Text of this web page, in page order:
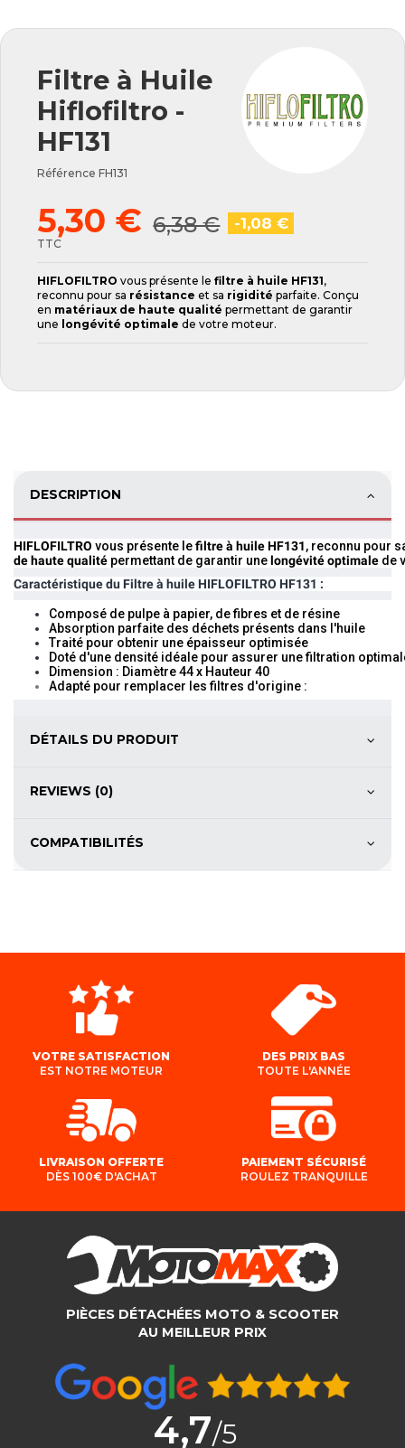
Filtre à Huile
Hiflofiltro -
HF131
Référence FH131
5,30 € 6,38 € -1,08 €
TTC
HIFLOFILTRO vous présente le filtre à huile HF131,
reconnu pour sa résistance et sa rigidité parfaite. Conçu
en matériaux de haute qualité permettant de garantir
une longévité optimale de votre moteur.
DESCRIPTION
HIFLOFILTRO vous présente lefiltre à huile HF131, reconnu pour
de haute qualité permettant de garantir unelongévité optimale de
Caractéristique duFiltre à huile HIFLOFILTRO HF131 :
Composé de pulpe à papier, de fibres et de résine
Absorption parfaite des déchets présents dans l'huile
Traité pour obtenir une épaisseur optimisée
Doté d'une densité idéale pour assurer une filtration
Dimension : Diamètre 44 x Hauteur 40
Adapté pour remplacer les filtres d'origine :
DÉTAILS DU PRODUIT
REVIEWS (0)
COMPATIBILITÉS
VOTRE SATISFACTION
EST NOTRE MOTEUR
DES PRIX BAS
TOUTE L'ANNÉE
LIVRAISON OFFERTE
DÈS 100€ D'ACHAT
PAIEMENT SÉCURISÉ
ROULEZ TRANQUILLE
PIÈCES DÉTACHÉES MOTO & SCOOTER
AU MEILLEUR PRIX
4,7/5